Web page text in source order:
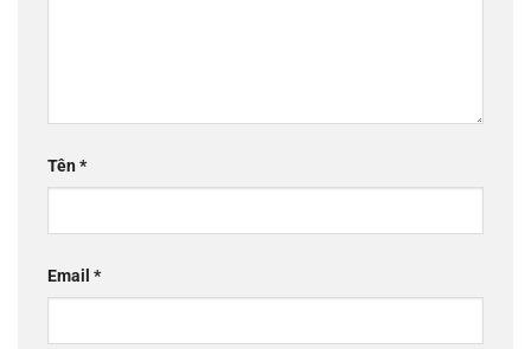
Tên*
Email *